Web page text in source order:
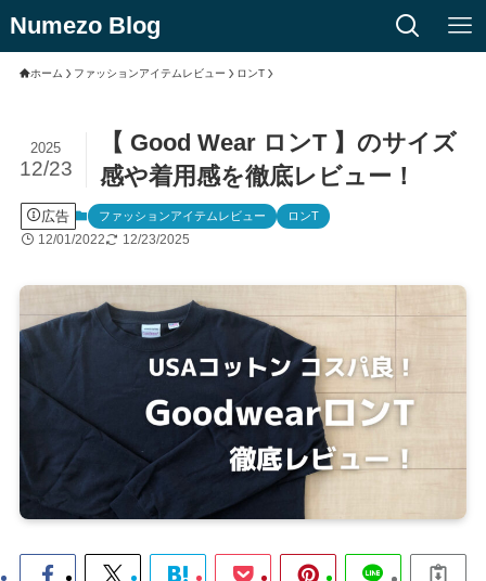
Numezo Blog
ホーム ファッションアイテムレビュー ロンT
【 Good Wear ロンT 】のサイズ
感や着用感を徹底レビュー！
2025
12/23
広告 ファッションアイテムレビュー ロンT
12/01/2022 12/23/2025